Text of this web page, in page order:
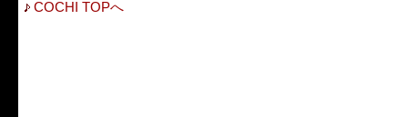
COCHI TOPへ